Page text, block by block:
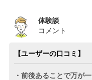
体験談
コメント
【ユーザーの口コミ】
・前後あることで万が